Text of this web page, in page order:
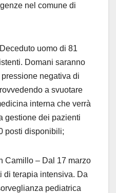
nel comune di
uomo di 81
Domani saranno
negativa di
a svuotare
interna che verrà
gestione dei pazienti
posti disponibili;
Camillo – Dal 17 marzo
di terapia intensiva. Da
pediatrica